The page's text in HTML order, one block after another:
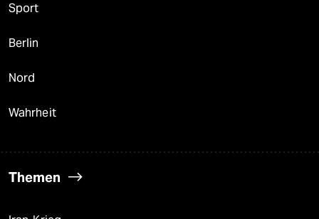
Sport
Berlin
Nord
Wahrheit
Themen